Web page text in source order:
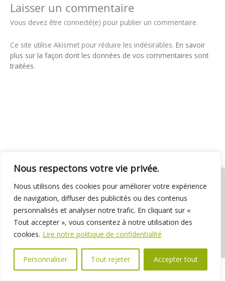
Nous respectons votre vie privée.
Nous utilisons des cookies pour améliorer votre expérience
de navigation, diffuser des publicités ou des contenus
personnalisés et analyser notre trafic. En cliquant sur «
Tout accepter », vous consentez à notre utilisation des
cookies. Lire notre politique de confidentialité
Personnaliser Tout rejeter Accepter tout
Laisser un commentaire
Vous devez être connecté(e) pour publier un commentaire.
Ce site utilise Akismet pour réduire les indésirables. En savoir
plus sur la façon dont les données de vos commentaires sont
traitées.
01 69 31 72 10 01 69 31 37 31
Nous contacter
Espace élus
Marchés publics Délibérations